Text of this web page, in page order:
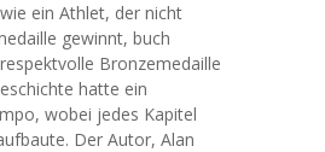
ein Athlet, der nicht
gewinnt, buch
Bronzemedaille
hatte ein
wobei jedes Kapitel
Der Autor, Alan